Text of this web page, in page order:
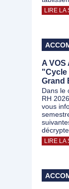
LIRE LA
A
"Cycle
Grand
Dans le
RH
vous
LIRE LA